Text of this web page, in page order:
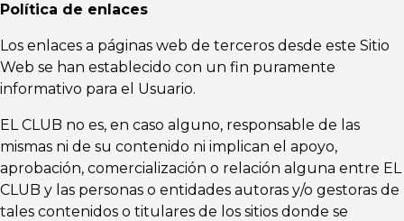
Política de enlaces
Los enlaces a páginas web de terceros desde este Sitio
Web se han establecido con un fin puramente
informativo para el Usuario.
EL CLUB no es, en caso alguno, responsable de las
mismas ni de su contenido ni implican el apoyo,
aprobación, comercialización o relación alguna entre EL
CLUB y las personas o entidades autoras y/o gestoras de
tales contenidos o titulares de los sitios donde se